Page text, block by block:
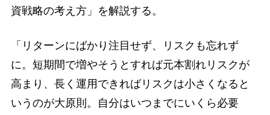
資戦略の考え方」を解説する。
「リターンにばかり注目せず、リスクも忘れず
に。短期間で増やそうとすれば元本割れリスクが
高まり、長く運用できればリスクは小さくなると
いうのが大原則。自分はいつまでにいくら必要